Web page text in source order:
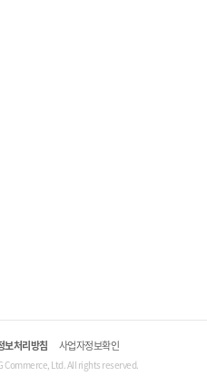
보처리방침 사업자정보확인
Ltd. All rights reserved.